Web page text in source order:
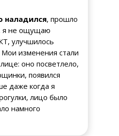
наладился, прошло
я не ощущаю
улучшилось
изменения стали
оно посветлело,
появился
даже когда я
лицо было
намного